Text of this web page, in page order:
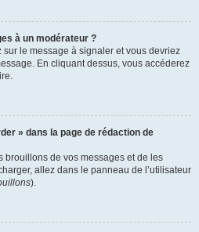
à un modérateur ?
sur le message à signaler et vous devriez
En cliquant dessus, vous accéderez
» dans la page de rédaction de
brouillons de vos messages et de les
allez dans le panneau de l’utilisateur
).